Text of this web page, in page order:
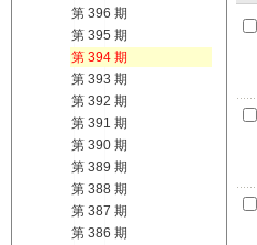
第 396 期
第 395 期
第 394 期
第 393 期
第 392 期
第 391 期
第 390 期
第 389 期
第 388 期
第 387 期
第 386 期